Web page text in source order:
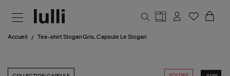
Accueil Tee-shirt Slogan Gris, Capsule Le Slogan